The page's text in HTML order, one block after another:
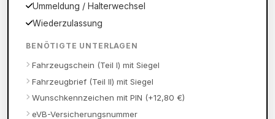
Ummeldung / Halterwechsel
Wiederzulassung
BENÖTIGTE UNTERLAGEN
Fahrzeugschein (Teil I) mit Siegel
Fahrzeugbrief (Teil II) mit Siegel
Wunschkennzeichen mit PIN (+12,80 €)
eVB-Versicherungsnummer